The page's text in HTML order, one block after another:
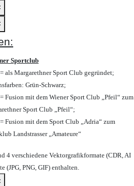
Sportclub
als Margarethner Sport Club gegründet;
Grün-Schwarz;
Fusion mit dem Wiener Sport Club „Pfeil“ zum
Sport Club „Pfeil“;
Fusion mit dem Sport Club „Adria“ zum
Landstrasser „Amateure“
4 verschiedene Vektorgrafikformate (CDR, AI
(JPG, PNG, GIF) enthalten.